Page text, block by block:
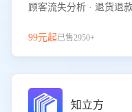
顾客流失分析 · 退货退
99元起已售2950+
知立方